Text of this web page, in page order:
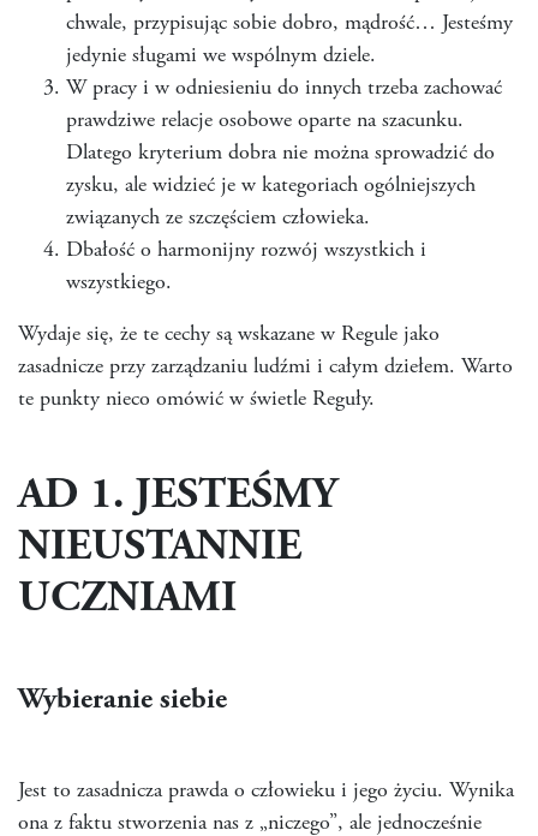
chwale, przypisując sobie dobro, mądrość… Jesteśmy
jedynie sługami we wspólnym dziele.
W pracy i w odniesieniu do innych trzeba zachować
prawdziwe relacje osobowe oparte na szacunku.
Dlatego kryterium dobra nie można sprowadzić do
zysku, ale widzieć je w kategoriach ogólniejszych
związanych ze szczęściem człowieka.
Dbałość o harmonijny rozwój wszystkich i
wszystkiego.
Wydaje się, że te cechy są wskazane w Regule jako
zasadnicze przy zarządzaniu ludźmi i całym dziełem. Warto
te punkty nieco omówić w świetle Reguły.
AD 1. JESTEŚMY
NIEUSTANNIE
UCZNIAMI
Wybieranie siebie
Jest to zasadnicza prawda o człowieku i jego życiu. Wynika
ona z faktu stworzenia nas z „niczego”, ale jednocześnie